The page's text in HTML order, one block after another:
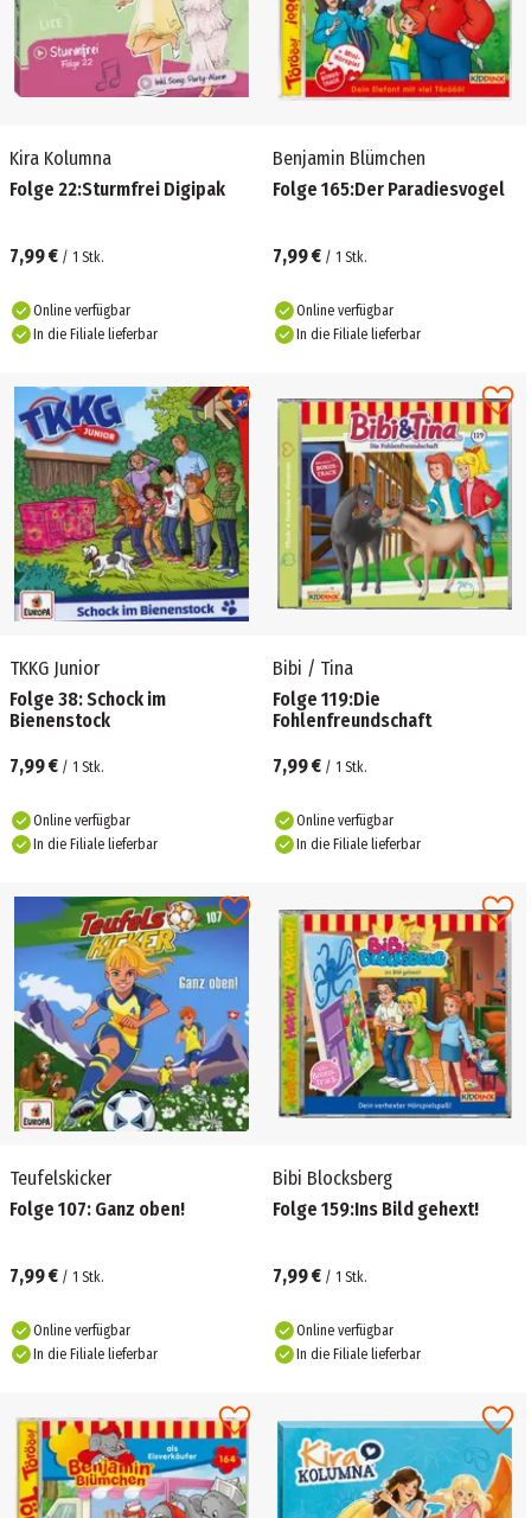
Kira Kolumna
Folge 22:Sturmfrei Digipak
7,99 € / 1 Stk.
Online verfügbar
In die Filiale lieferbar
Benjamin Blümchen
Folge 165:Der Paradiesvogel
7,99 € / 1 Stk.
Online verfügbar
In die Filiale lieferbar
TKKG Junior
Folge 38: Schock im
Bienenstock
7,99 € / 1 Stk.
Online verfügbar
In die Filiale lieferbar
Bibi / Tina
Folge 119:Die
Fohlenfreundschaft
7,99 € / 1 Stk.
Online verfügbar
In die Filiale lieferbar
Teufelskicker
Folge 107: Ganz oben!
7,99 € / 1 Stk.
Online verfügbar
In die Filiale lieferbar
Bibi Blocksberg
Folge 159:Ins Bild gehext!
7,99 € / 1 Stk.
Online verfügbar
In die Filiale lieferbar